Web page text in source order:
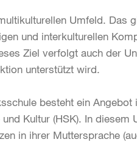
Umfeld. Das
und interkulturellen
Ziel verfolgt auch der
unterstützt wird.
besteht ein
Kultur (HSK). In
in ihrer Muttersprache